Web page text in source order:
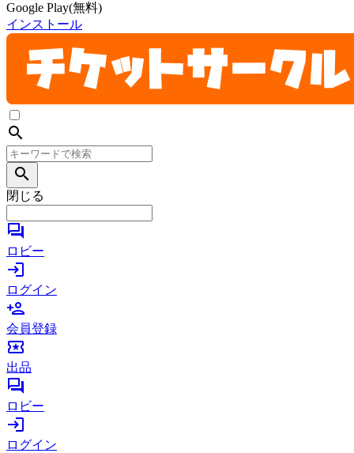
Google Play(無料)
インストール
search
search
閉じる
forum
ロビー
login
ログイン
person_add
会員登録
local_activity
出品
forum
ロビー
login
ログイン